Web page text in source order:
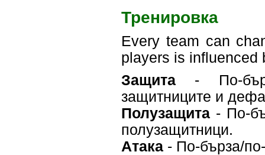
Тренировка
Every team can
players is influenced
Защита - По-
защитниците и
Полузащита - По-
полузащитници.
Атака - По-бърза/